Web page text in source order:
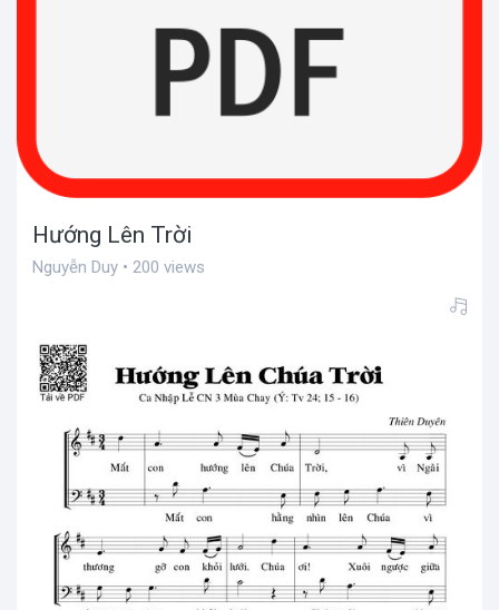
Hướng Lên Trời
Nguyễn Duy • 200 views